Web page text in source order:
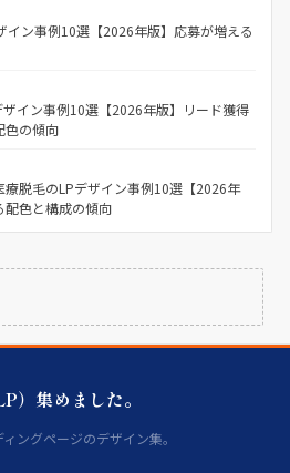
イン事例10選【2026年版】応募が増える
イン事例10選【2026年版】リード獲得
色の傾向
療脱毛のLPデザイン事例10選【2026年
配色と構成の傾向
）集めました。
ングページのデザイン集。